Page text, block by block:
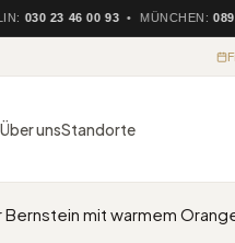
23 46 00 93• MÜNCHEN:089 74
Über unsStandorte